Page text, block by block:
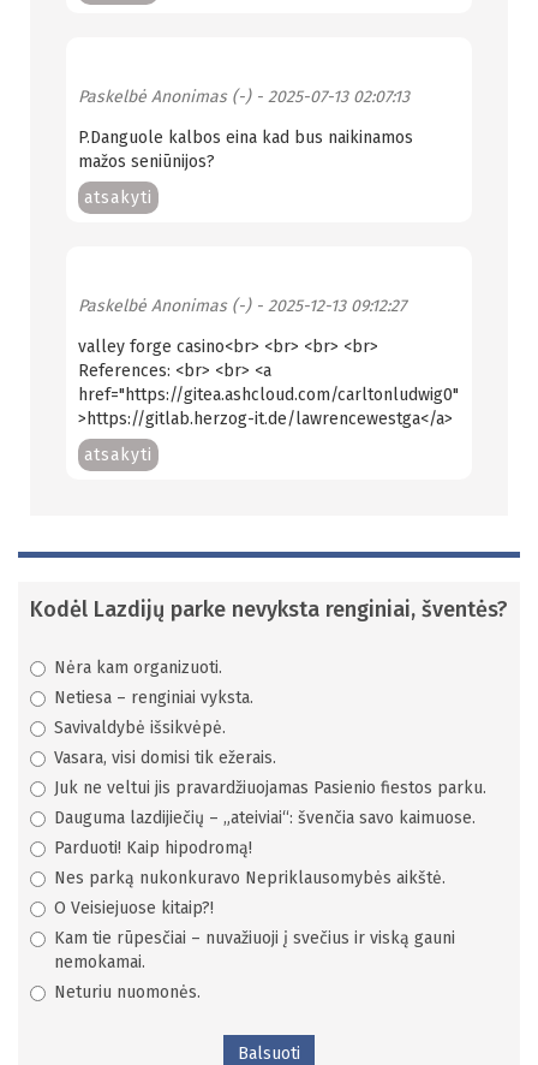
Paskelbė Anonimas (-)- 2025-07-13 02:07:13
P.Danguole kalbos eina kad bus naikinamos
mažos seniūnijos?
atsakyti
Paskelbė Anonimas (-)- 2025-12-13 09:12:27
valley forge casino<br> <br> <br> <br>
References: <br> <br> <a
href="https://gitea.ashcloud.com/carltonludwig0"
>https://gitlab.herzog-it.de/lawrencewestga</a>
atsakyti
Kodėl Lazdijų parke nevyksta renginiai, šventės?
Nėra kam organizuoti.
Netiesa – renginiai vyksta.
Savivaldybė išsikvėpė.
Vasara, visi domisi tik ežerais.
Juk ne veltui jis pravardžiuojamas Pasienio fiestos parku.
Dauguma lazdijiečių – „ateiviai“: švenčia savo kaimuose.
Parduoti! Kaip hipodromą!
Nes parką nukonkuravo Nepriklausomybės aikštė.
O Veisiejuose kitaip?!
Kam tie rūpesčiai – nuvažiuoji į svečius ir viską gauni
nemokamai.
Neturiu nuomonės.
Balsuoti